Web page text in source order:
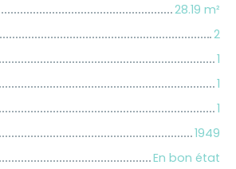
28.19 m²
2
1
1
1
1949
En bon état